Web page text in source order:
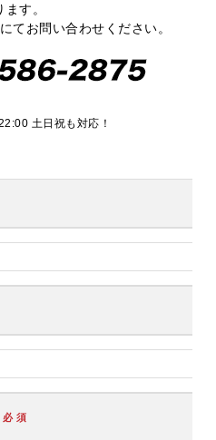
ます。
てお問い合わせください。
土日祝も対応！
必 須